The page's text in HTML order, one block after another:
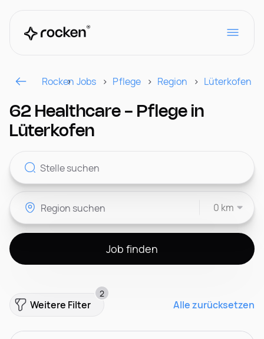
Für Arbeitgeber
Kontakt
CH
Rocken Jobs Pflege Region Lüterkofen
62 Healthcare - Pflege in
Lüterkofen
0 km
Job finden
Weitere Filter
2
Alle zurücksetzen